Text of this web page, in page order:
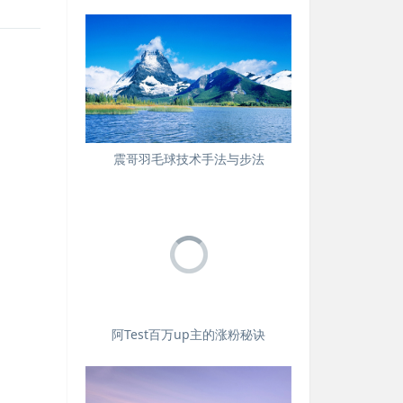
震哥羽毛球技术手法与步法
阿Test百万up主的涨粉秘诀